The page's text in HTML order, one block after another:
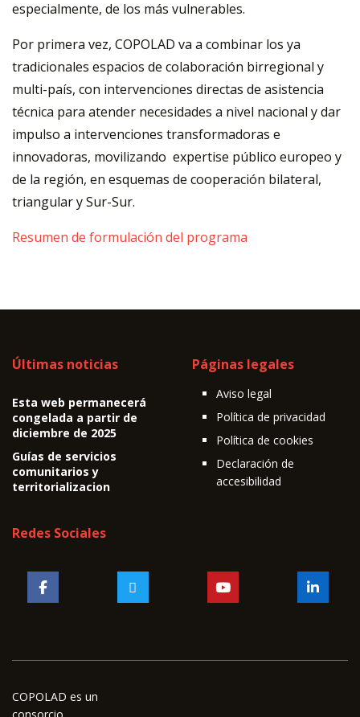
especialmente, de los más vulnerables.
Por primera vez, COPOLAD va a combinar los ya
tradicionales espacios de colaboración birregional y
multi-país, con intervenciones directas de asistencia
técnica para atender necesidades a nivel nacional y dar
impulso a intervenciones transformadoras e
innovadoras, movilizando expertise público europeo y
de la región, en esquemas de cooperación bilateral,
triangular y Sur-Sur.
Resumen de formulación del programa
Últimas noticias
Esta web permanecerá
congelada a partir de
diciembre de 2025
Guías de servicios
comunitarios y
territorializacion
Páginas legales
Aviso legal
Política de privacidad
Política de cookies
Declaración de
accesibilidad
Redes Sociales
COPOLAD es un